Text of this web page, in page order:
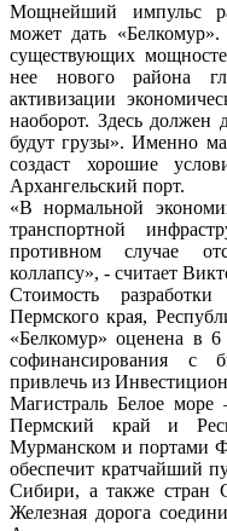
Мощнейший импульс
может дать
существующих
нее нового района
активизации
наоборот. Здесь должен
будут грузы». Именно
создаст хорошие
Архангельский порт.
«В нормальной
транспортной
противном случае
коллапсу», - считает
Стоимость
Пермского края,
«Белкомур» оценена в
софинансирования с
привлечь из
Магистраль Белое
Пермский край и
Мурманском и портами
обеспечит кратчайший
Сибири, а также стран
Железная дорога